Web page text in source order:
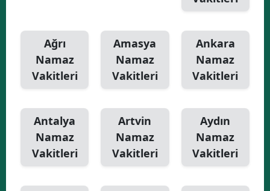
Ağrı
Namaz
Vakitleri
Amasya
Namaz
Vakitleri
Ankara
Namaz
Vakitleri
Antalya
Namaz
Vakitleri
Artvin
Namaz
Vakitleri
Aydın
Namaz
Vakitleri